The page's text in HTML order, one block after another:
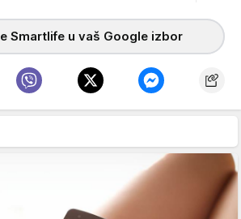
Smartlife u vaš Google izbor